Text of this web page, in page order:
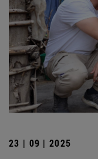
23 | 09 | 2025